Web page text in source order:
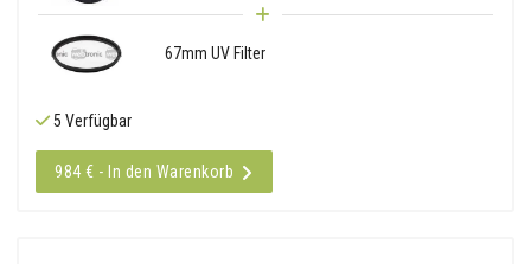
67mm UV Filter
5 Verfügbar
984 € - In den Warenkorb